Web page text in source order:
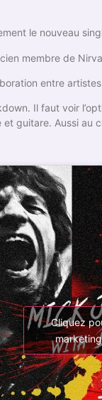
le nouveau
membre de
entre
Il faut voir
guitare. Aussi au
Cliquez